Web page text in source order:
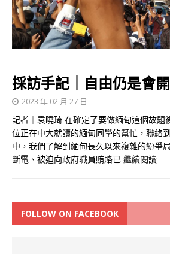
採訪手記｜自由仍是會
2023 年 02 月 27 日
記者｜袁曉琦 在確定了要做緬甸這個故題
位正在中大就讀的緬甸同學的幫忙，聯絡
中，我們了解到緬甸長久以來複雜的紛爭
斷電、被迫向政府職員賄賂已 繼續閱讀
FOLLOW ON FACEBOOK